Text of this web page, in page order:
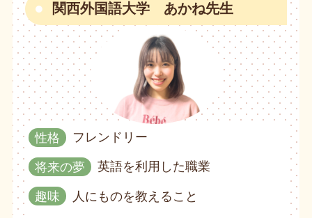
関西外国語大学 あかね先生
性格 フレンドリー
将来の夢 英語を利用した職業
趣味 人にものを教えること